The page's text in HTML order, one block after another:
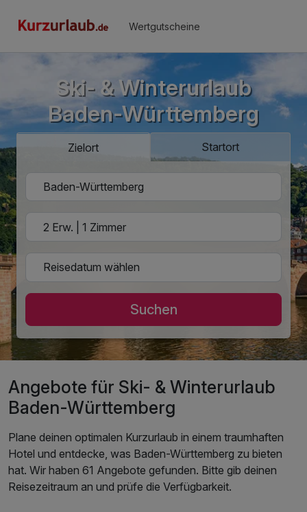
Wertgutscheine
Ski- & Winterurlaub
Baden-Württemberg
Zielort Startort
Suchen
Angebote für Ski- & Winterurlaub
Baden-Württemberg
Plane deinen optimalen Kurzurlaub in einem traumhaften
Hotel und entdecke, was Baden-Württemberg zu bieten
hat. Wir haben 61 Angebote gefunden. Bitte gib deinen
Reisezeitraum an und prüfe die Verfügbarkeit.